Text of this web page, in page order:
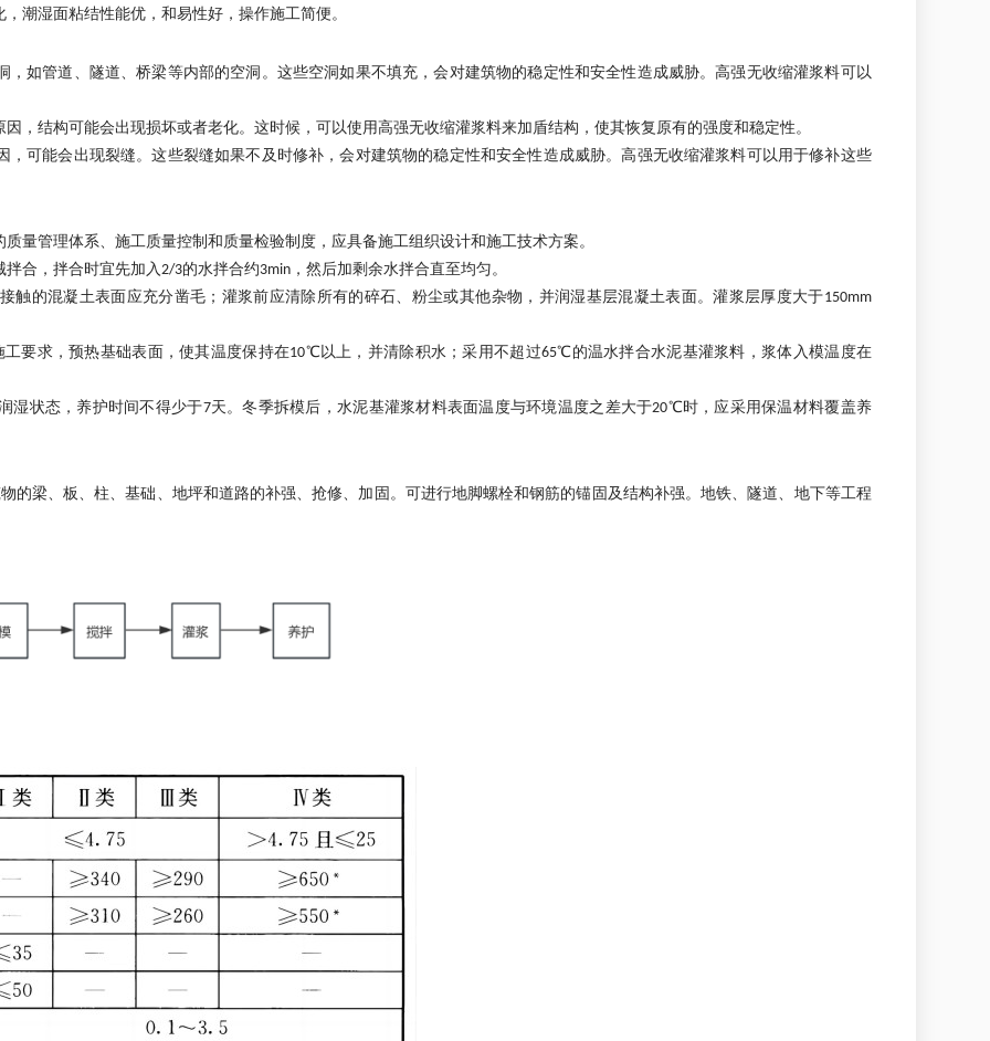
潮湿面粘结性能优，和易性好，操作施工简便。
，如管道、隧道、桥梁等内部的空洞。这些空洞如果不填充，会对建筑物的稳定性和安全性造成威胁。高强无收缩灌浆料可以
，结构可能会出现损坏或者老化。这时候，可以使用高强无收缩灌浆料来加盾结构，使其恢复原有的强度和稳定性。
，可能会出现裂缝。这些裂缝如果不及时修补，会对建筑物的稳定性和安全性造成威胁。高强无收缩灌浆料可以用于修补这些
量管理体系、施工质量控制和质量检验制度，应具备施工组织设计和施工技术方案。
合，拌合时宜先加入2/3的水拌合约3min，然后加剩余水拌合直至均匀。
触的混凝土表面应充分凿毛；灌浆前应清除所有的碎石、粉尘或其他杂物，并润湿基层混凝土表面。灌浆层厚度大于150mm
要求，预热基础表面，使其温度保持在10℃以上，并清除积水；采用不超过65℃的温水拌合水泥基灌浆料，浆体入模温度在
湿状态，养护时间不得少于7天。冬季拆模后，水泥基灌浆材料表面温度与环境温度之差大于20℃时，应采用保温材料覆盖养
的梁、板、柱、基础、地坪和道路的补强、抢修、加固。可进行地脚螺栓和钢筋的锚固及结构补强。地铁、隧道、地下等工程